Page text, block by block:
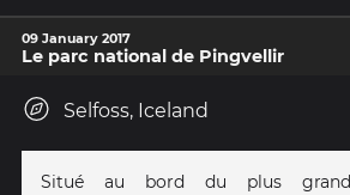
09 January 2017
Le parc national de Pingvellir
Selfoss, Iceland
Situé au bord du plus